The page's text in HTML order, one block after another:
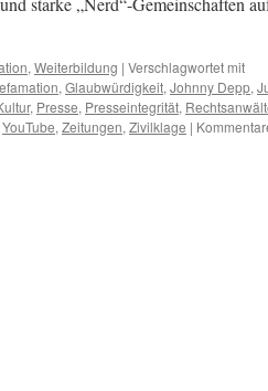
, Weiterbildung | Verschlagwortet mit
, Glaubwürdigkeit, Johnny Depp,
, Presse, Presseintegrität,
YouTube, Zeitungen, Zivilklage |